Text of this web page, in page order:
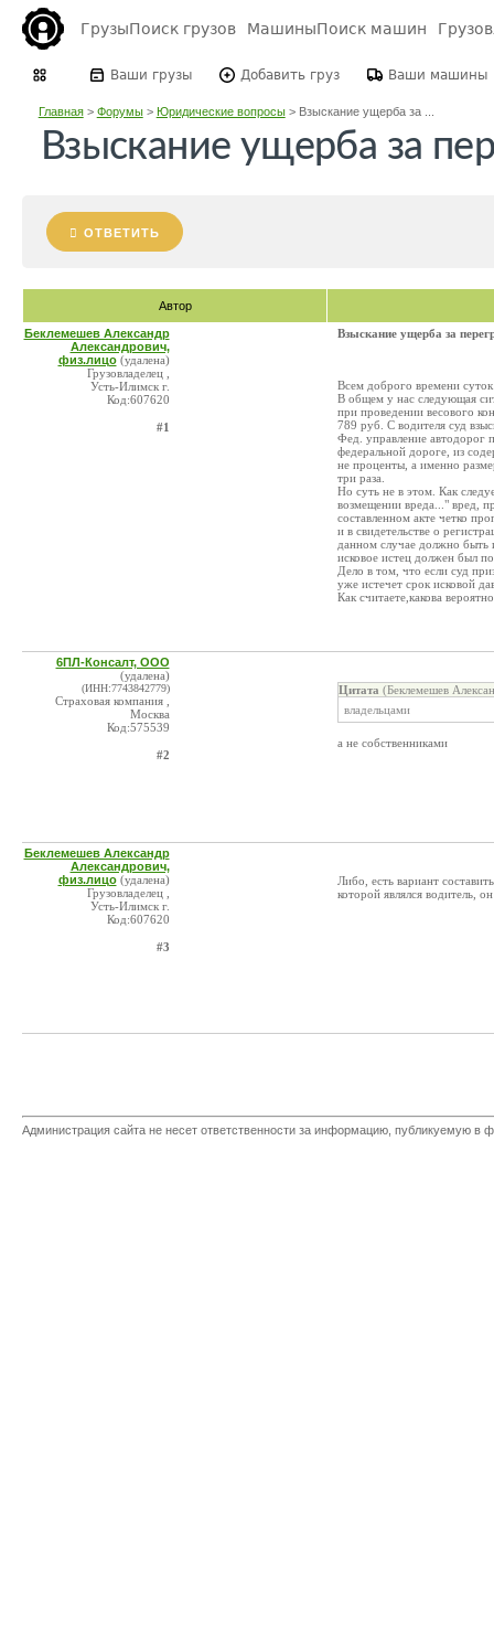
ГрузыПоиск грузов МашиныПоиск машин
Ваши грузы Добавить груз Ваши машины
Главная> Форумы> Юридические вопросы> Взыскание ущерба за ...
Взыскание ущерба за
ОТВЕТИТЬ
Автор
Беклемешев Александр
Александрович,
физ.лицо (удалена)
Грузовладелец ,
Усть-Илимск г.
Код:607620
#1
Взыскание ущерба за
Всем доброго времени
В общем у нас следующая
при проведении весового
789 руб. С водителя суд
Фед. управление автодорог
федеральной дороге, из
не проценты, а именно
три раза.
Но суть не в этом. Как
возмещении вреда..." вред,
составленном акте четко
и в свидетельстве о
данном случае должно быть
исковое истец должен был
Дело в том, что если суд
уже истечет срок исковой
Как считаете,какова
6ПЛ-Консалт, ООО
(удалена)
(ИНН:7743842779)
Страховая компания ,
Москва
Код:575539
#2
Цитата (Беклемешев
владельцами
а не собственниками
Беклемешев Александр
Александрович,
физ.лицо (удалена)
Грузовладелец ,
Усть-Илимск г.
Код:607620
#3
Либо, есть вариант
которой являлся водитель,
Администрация сайта не несет ответственности за информацию, публикуемую